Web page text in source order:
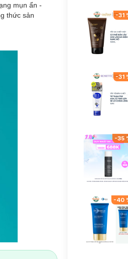
mụn ẩn -
thức sản
-31
-31
-35
-40